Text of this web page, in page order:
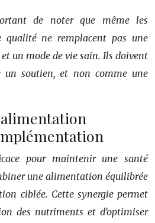
de noter que même les
qualité ne remplacent pas une
un mode de vie sain. Ils doivent
un soutien, et non comme une
pour maintenir une santé
une alimentation équilibrée
ciblée. Cette synergie permet
des nutriments et d’optimiser